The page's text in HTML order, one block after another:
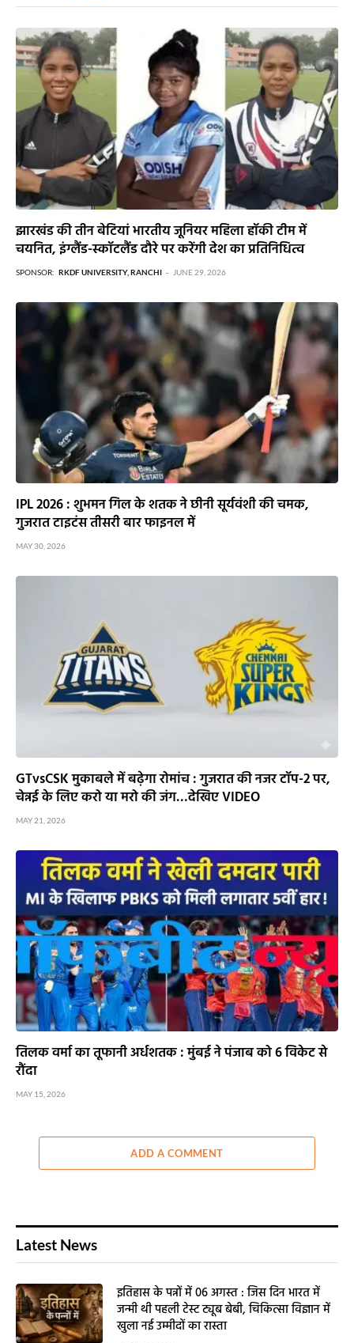
झारखंड की तीन बेटियां भारतीय जूनियर महिला हॉकी टीम में
चयनित, इंग्लैंड-स्कॉटलैंड दौरे पर करेंगी देश का प्रतिनिधित्व
SPONSOR: RKDF UNIVERSITY, RANCHI JUNE 29, 2026
IPL 2026 : शुभमन गिल के शतक ने छीनी सूर्यवंशी की चमक,
गुजरात टाइटंस तीसरी बार फाइनल में
MAY 30, 2026
GTvsCSK मुकाबले में बढ़ेगा रोमांच : गुजरात की नजर टॉप-2 पर,
चेन्नई के लिए करो या मरो की जंग…देखिए VIDEO
MAY 21, 2026
तिलक वर्मा का तूफानी अर्धशतक : मुंबई ने पंजाब को 6 विकेट से
रौंदा
MAY 15, 2026
ADD A COMMENT
Latest News
इतिहास के पन्नों में 06 अगस्त : जिस दिन भारत में
जन्मी थी पहली टेस्ट ट्यूब बेबी, चिकित्सा विज्ञान में
खुला नई उम्मीदों का रास्ता